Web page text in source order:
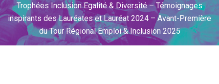
Trophées Inclusion Egalité & Diversité – Témoignages
inspirants des Lauréates et Lauréat 2024 – Avant-Première
du Tour Régional Emploi & Inclusion 2025